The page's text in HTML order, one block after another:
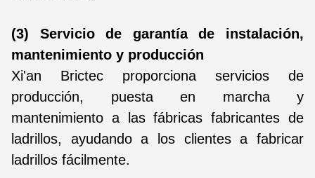
(3) Servicio de garantía de instalación,
mantenimiento y producción
Xi'an Brictec proporciona servicios de
producción, puesta en marcha y
mantenimiento a las fábricas fabricantes de
ladrillos, ayudando a los clientes a fabricar
ladrillos fácilmente.